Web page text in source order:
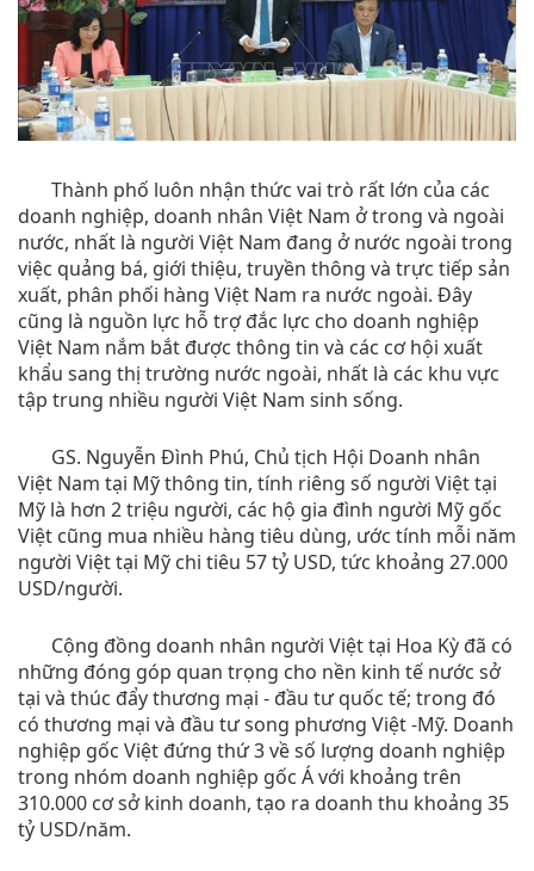
Thành phố luôn nhận thức vai trò rất lớn của các
doanh nghiệp, doanh nhân Việt Nam ở trong và ngoài
nước, nhất là người Việt Nam đang ở nước ngoài trong
việc quảng bá, giới thiệu, truyền thông và trực tiếp sản
xuất, phân phối hàng Việt Nam ra nước ngoài. Đây
cũng là nguồn lực hỗ trợ đắc lực cho doanh nghiệp
Việt Nam nắm bắt được thông tin và các cơ hội xuất
khẩu sang thị trường nước ngoài, nhất là các khu vực
tập trung nhiều người Việt Nam sinh sống.
GS. Nguyễn Đình Phú, Chủ tịch Hội Doanh nhân
Việt Nam tại Mỹ thông tin, tính riêng số người Việt tại
Mỹ là hơn 2 triệu người, các hộ gia đình người Mỹ gốc
Việt cũng mua nhiều hàng tiêu dùng, ước tính mỗi năm
người Việt tại Mỹ chi tiêu 57 tỷ USD, tức khoảng 27.000
USD/người.
Cộng đồng doanh nhân người Việt tại Hoa Kỳ đã có
những đóng góp quan trọng cho nền kinh tế nước sở
tại và thúc đẩy thương mại - đầu tư quốc tế; trong đó
có thương mại và đầu tư song phương Việt -Mỹ. Doanh
nghiệp gốc Việt đứng thứ 3 về số lượng doanh nghiệp
trong nhóm doanh nghiệp gốc Á với khoảng trên
310.000 cơ sở kinh doanh, tạo ra doanh thu khoảng 35
tỷ USD/năm.